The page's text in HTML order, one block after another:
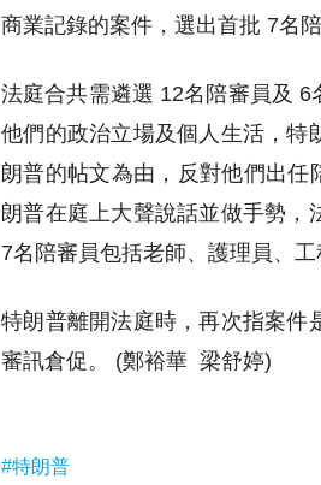
商業記錄的案件，選出首批 7名陪
法庭合共需遴選 12名陪審員及
他們的政治立場及個人生活，特
朗普的帖文為由，反對他們出
朗普在庭上大聲說話並做手勢，
7名陪審員包括老師、護理員、
特朗普離開法庭時，再次指案件
審訊倉促。 (鄭裕華 梁舒婷)
#特朗普